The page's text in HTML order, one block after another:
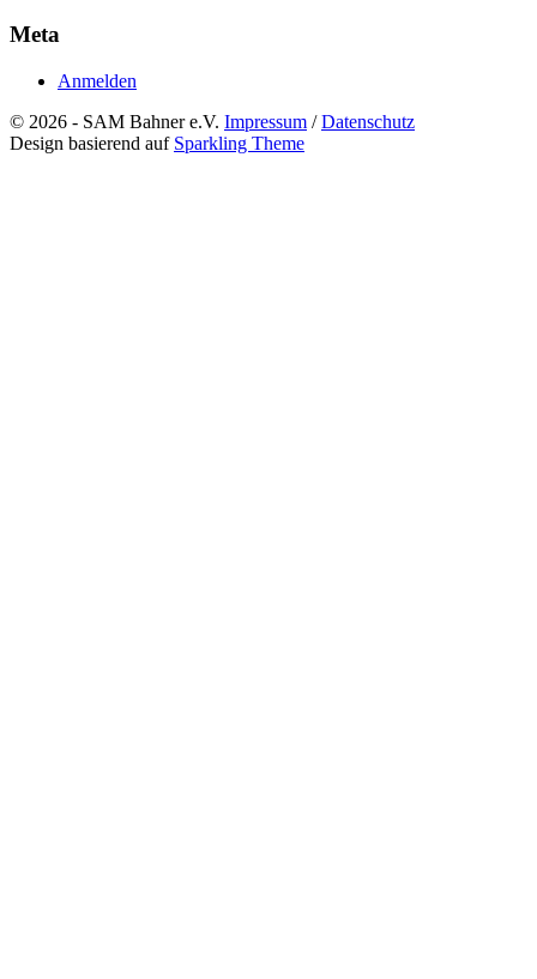
Meta
Anmelden
© 2026 - SAM Bahner e.V. Impressum /Datenschutz
Design basierend auf Sparkling Theme